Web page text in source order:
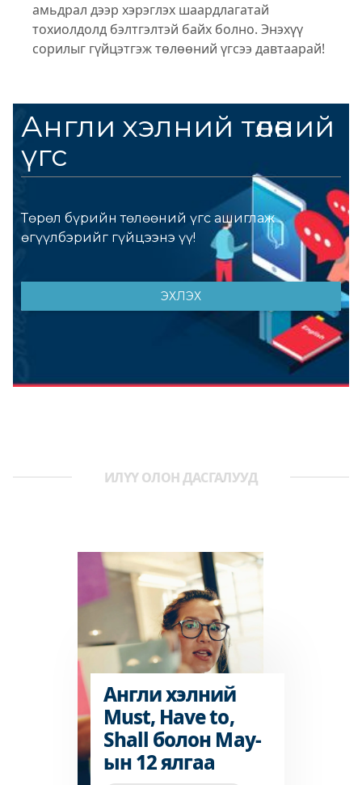
амьдрал дээр хэрэглэх шаардлагатай
тохиолдолд бэлтгэлтэй байх болно. Энэхүү
сорилыг гүйцэтгэж төлөөний үгсээ давтаарай!
ИЛҮҮ ОЛОН ДАСГАЛУУД
Англи хэлний
Must, Have to,
Shall болон May-
ын 12 ялгаа